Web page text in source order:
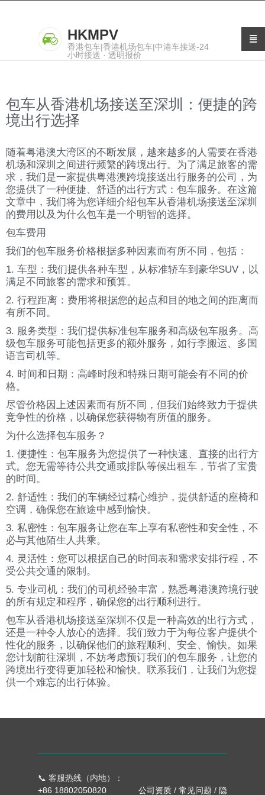
HKMPV
香港包车|香港机场包车|中港车接送-24
小时接送 · 透明报价
包车从香港机场接送至深圳：便捷的跨
境出行选择
随着粤港澳大湾区的不断发展，越来越多的人需要在香港
机场和深圳之间进行频繁的跨境出行。为了满足旅客的需
求，我们是一家提供粤港澳跨境接送出行服务的公司，为
您提供了一种便捷、舒适的出行方式：包车服务。在这篇
文章中，我们将为您详细介绍包车从香港机场接送至深圳
的费用以及为什么包车是一个明智的选择。
包车费用
我们的包车服务价格根据多种因素而有所不同，包括：
1. 车型：我们提供各种车型，从标准轿车到豪华SUV，以
满足不同旅客的需求和预算。
2. 行程距离：费用将根据您的起点和目的地之间的距离而
有所不同。
3. 服务类型：我们提供标准包车服务和高级包车服务。高
级包车服务可能包括更多的额外服务，如行李搬运、多国
语言司机等。
4. 时间和日期：高峰时段和特殊日期可能会有不同的价
格。
尽管价格因上述因素而有所不同，但我们始终致力于提供
竞争性的价格，以确保您获得物有所值的服务。
为什么选择包车服务？
1. 便捷性：包车服务为您提供了一种快速、直接的出行方
式。您无需等待公共交通或排队等候出租车，节省了宝贵
的时间。
2. 舒适性：我们的车辆经过精心维护，提供舒适的座椅和
空调，确保您在旅途中感到愉快。
3. 私密性：包车服务让您在车上享有私密性和安全性，不
必与其他陌生人共乘。
4. 灵活性：您可以根据自己的时间表和需求安排行程，不
受公共交通的限制。
5. 专业司机：我们的司机经验丰富，熟悉粤港澳跨境行驶
的所有规定和程序，确保您的出行顺利进行。
包车从香港机场接送至深圳不仅是一种高效的出行方式，
还是一种令人放心的选择。我们致力于为每位客户提供个
性化的服务，以确保他们的旅程顺利、安全、愉快。如果
您计划前往深圳，不妨考虑预订我们的包车服务，让您的
跨境出行变得更加轻松和愉快。联系我们，让我们为您提
供一个难忘的出行体验。
📞 客服热线（内地）：
+86 18802050820
公司资质 / 常见问题 / 隐